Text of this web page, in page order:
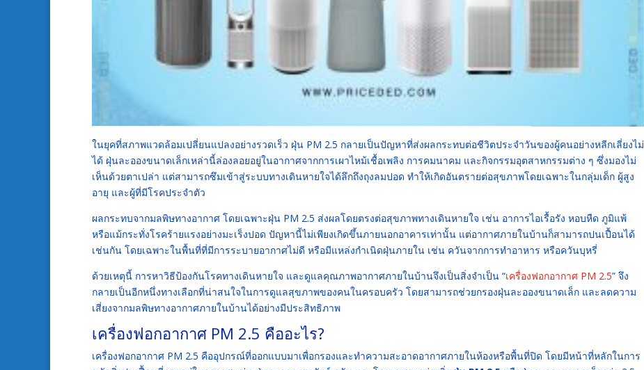
ในยุคที่สภาพแวดล้อมเปลี่ยนแปลงอย่างรวดเร็ว ฝุ่น PM 2.5 กลายเป็นปัญหาที่ส่งผลกระทบต่อชีวิตประจำวันของผู้คนอย่างหลีกเลี่ยงไม่
ได้ ฝุ่นละอองขนาดเล็กเหล่านี้ล่องลอยอยู่ในอากาศจากการเผาไหม้เชื้อเพลิง การคมนาคม และกิจกรรมอุตสาหกรรมต่าง ๆ ซึ่งมองไม่
เห็นด้วยตาเปล่า แต่สามารถซึมเข้าสู่ระบบทางเดินหายใจได้ลึกถึงถุงลมปอด ทำให้เกิดอันตรายต่อสุขภาพโดยเฉพาะในกลุ่มเด็ก ผู้สูง
อายุ และผู้ที่มีโรคประจำตัว
ผลกระทบจากมลพิษทางอากาศ โดยเฉพาะฝุ่น PM 2.5 ส่งผลโดยตรงต่อสุขภาพทางเดินหายใจ เช่น อาการไอเรื้อรัง หอบหืด ภูมิแพ้
หรือแม้กระทั่งโรคร้ายแรงอย่างมะเร็งปอด ปัญหานี้ไม่เพียงเกิดขึ้นภายนอกอาคารเท่านั้น แต่อากาศภายในบ้านก็สามารถปนเปื้อนได้
เช่นกัน โดยเฉพาะในพื้นที่ที่มีการระบายอากาศไม่ดี หรือมีแหล่งกำเนิดฝุ่นภายใน เช่น ควันจากการทำอาหาร หรือควันบุหรี่
ด้วยเหตุนี้ การหาวิธีป้องกันโรคทางเดินหายใจ และดูแลคุณภาพอากาศภายในบ้านจึงเป็นสิ่งจำเป็น “เครื่องฟอกอากาศ PM 2.5” จึง
กลายเป็นอีกหนึ่งทางเลือกที่น่าสนใจในการดูแลสุขภาพของคนในครอบครัว โดยสามารถช่วยกรองฝุ่นละอองขนาดเล็ก และลดความ
เสี่ยงจากมลพิษทางอากาศภายในบ้านได้อย่างมีประสิทธิภาพ
เครื่องฟอกอากาศ PM 2.5 คืออะไร?
เครื่องฟอกอากาศ PM 2.5 คืออุปกรณ์ที่ออกแบบมาเพื่อกรองและทำความสะอาดอากาศภายในห้องหรือพื้นที่ปิด โดยมีหน้าที่หลักในการ